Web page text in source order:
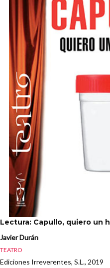
Lectura: Capullo, quiero un
Javier Durán
TEATRO
Ediciones Irreverentes, S.L., 2019